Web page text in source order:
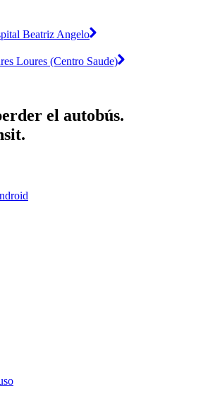
Beatriz Angelo
Loures (Centro Saude)
el autobús.